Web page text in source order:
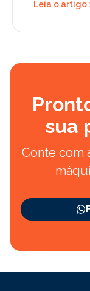
Leia o artigo
sua
Conte com